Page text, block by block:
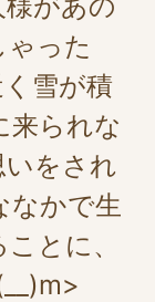
った
雪が積
来られな
をされ
なかで生
とに、